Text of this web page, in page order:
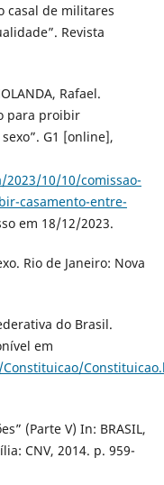
casal de militares
Revista
Rafael.
para proibir
G1 [online],
10/10/comissao-
casamento-entre-
em 18/12/2023.
Rio de Janeiro: Nova
do Brasil.
em
(Parte V) In: BRASIL,
CNV, 2014. p. 959-